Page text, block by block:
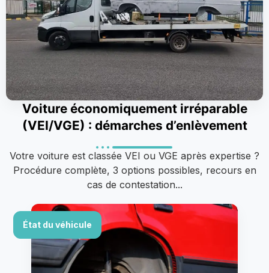
Voiture économiquement irréparable
(VEI/VGE) : démarches d’enlèvement
Votre voiture est classée VEI ou VGE après expertise ?
Procédure complète, 3 options possibles, recours en
cas de contestation...
État du véhicule